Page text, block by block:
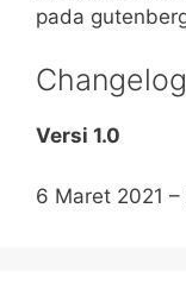
pada
Changelog
Versi 1.0
6 Maret 2021